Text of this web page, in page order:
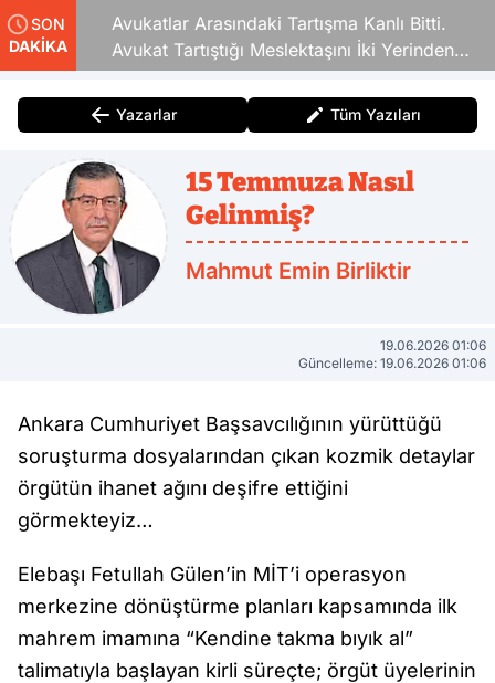
SON
DAKİKA
Avukatlar Arasındaki Tartışma Kanlı Bitti.
Avukat Tartıştığı Meslektaşını İki Yerinden
Vurdu
Yazarlar Tüm Yazıları
15 Temmuza Nasıl
Gelinmiş?
Mahmut Emin Birliktir
19.06.2026 01:06
Güncelleme: 19.06.2026 01:06
Ankara Cumhuriyet Başsavcılığının yürüttüğü
soruşturma dosyalarından çıkan kozmik detaylar
örgütün ihanet ağını deşifre ettiğini
görmekteyiz…
Elebaşı Fetullah Gülen’in MİT’i operasyon
merkezine dönüştürme planları kapsamında ilk
mahrem imamına “Kendine takma bıyık al”
talimatıyla başlayan kirli süreçte; örgüt üyelerinin